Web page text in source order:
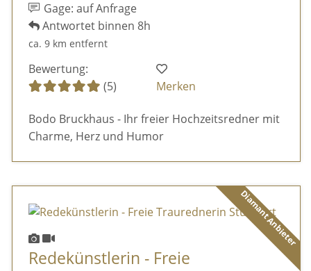
Gage: auf Anfrage
Antwortet binnen 8h
ca. 9 km entfernt
Bewertung:
(5)
Merken
Bodo Bruckhaus - Ihr freier Hochzeitsredner mit
Charme, Herz und Humor
Diamant Anbieter
Redekünstlerin - Freie